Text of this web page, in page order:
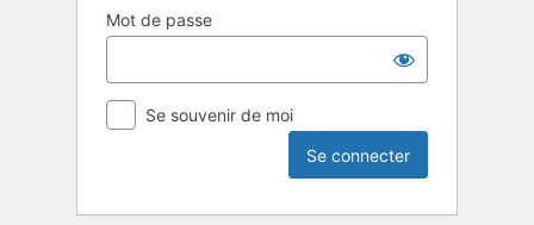
Mot de passe
Se souvenir de moi